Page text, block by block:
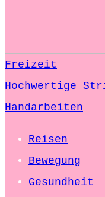
Freizeit
Hochwertige
Handarbeiten
Reisen
Bewegung
Gesundheit